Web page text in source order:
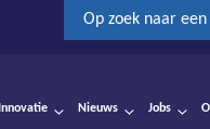
Op zoek naar
Innovatie Nieuws Jobs